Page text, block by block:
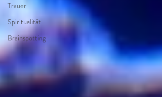
Trauer
Spiritualität
Brainspotting